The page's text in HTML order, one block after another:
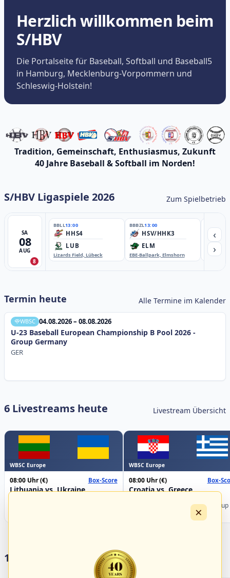
Herzlich willkommen beim
S/HBV
Die Portalseite für Baseball, Softball und Baseball5
in Hamburg, Mecklenburg-Vorpommern und
Schleswig-Holstein!
Tradition, Gemeinschaft, Enthusiasmus, Zukunft
40 Jahre Baseball & Softball im Norden!
S/HBV Ligaspiele 2026 Zum Spielbetrieb
SA
08
AUG
8
BBLL13:00
HHS4
LUB
Lizards Field, Lübeck
BBBZL13:00
HSV/HHK3
ELM
EBE-Ballpark, Elmshorn
‹
›
Termin heute Alle Termine im Kalender
WBSC 04.08.2026 – 08.08.2026
U-23 Baseball European Championship B Pool 2026 -
Group Germany
GER
6 Livestreams heute Livestream Übersicht
WBSC Europe
08:00 Uhr(€) Box-Score
Lithuania vs. Ukraine
WBSC Europe
08:00 Uhr(€) Box-
Croatia vs. Greece
Championship B Pool 2026 - Group
17 Vereine im S/HBV
×